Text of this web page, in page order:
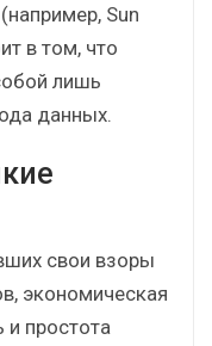
Sun
в том, что
лишь
данных.
свои взоры
экономическая
и простота